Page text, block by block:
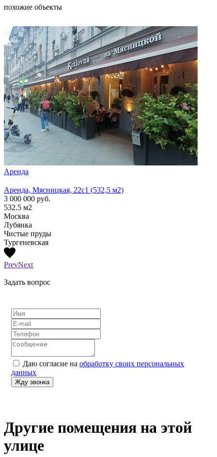
похожие объекты
Аренда
Аренда, Мясницкая, 22с1 (532,5 м2)
3 000 000 руб.
532.5 м2
Москва
Лубянка
Чистые пруды
Тургеневская
PrevNext
Задать вопрос
Даю согласие на обработку своих персональных
данных
Другие помещения на этой
улице